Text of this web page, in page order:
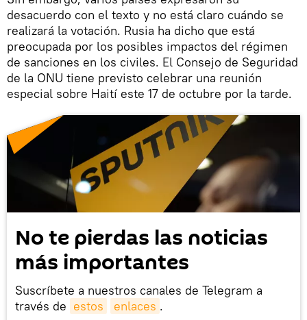
desacuerdo con el texto y no está claro cuándo se
realizará la votación. Rusia ha dicho que está
preocupada por los posibles impactos del régimen
de sanciones en los civiles. El Consejo de Seguridad
de la ONU tiene previsto celebrar una reunión
especial sobre Haití este 17 de octubre por la tarde.
No te pierdas las noticias
más importantes
Suscríbete a nuestros canales de Telegram a
través de estos enlaces .